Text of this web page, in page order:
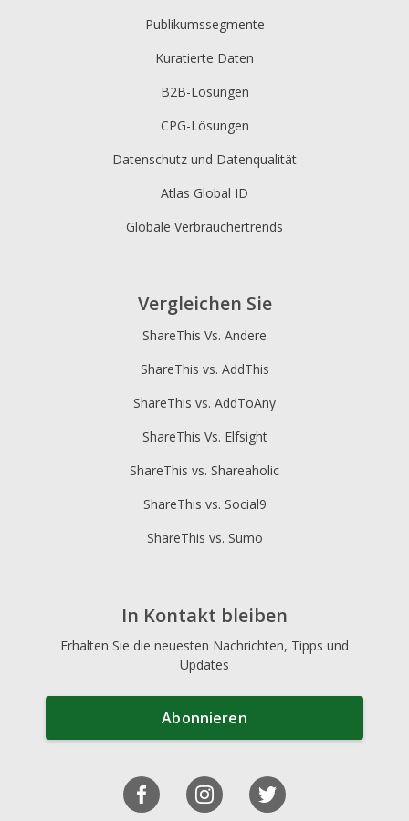
Publikumssegmente
Kuratierte Daten
B2B-Lösungen
CPG-Lösungen
Datenschutz und Datenqualität
Atlas Global ID
Globale Verbrauchertrends
Vergleichen Sie
ShareThis Vs. Andere
ShareThis vs. AddThis
ShareThis vs. AddToAny
ShareThis Vs. Elfsight
ShareThis vs. Shareaholic
ShareThis vs. Social9
ShareThis vs. Sumo
In Kontakt bleiben
Erhalten Sie die neuesten Nachrichten, Tipps und
Updates
Abonnieren